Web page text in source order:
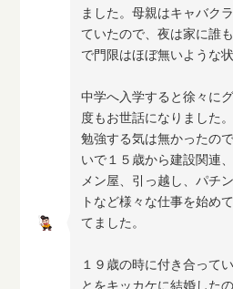
ました。母親はキャバク
ていたので、夜は家に誰
で門限はほぼ無いような状
中学へ入学すると徐々に
度もお世話になりました。
勉強する気は無かったの
いで１５歳から建設関連
メン屋、引っ越し、パチ
トなど様々な仕事を始め
てました。
１９歳の時に付き合って
とをキッカケに結婚した